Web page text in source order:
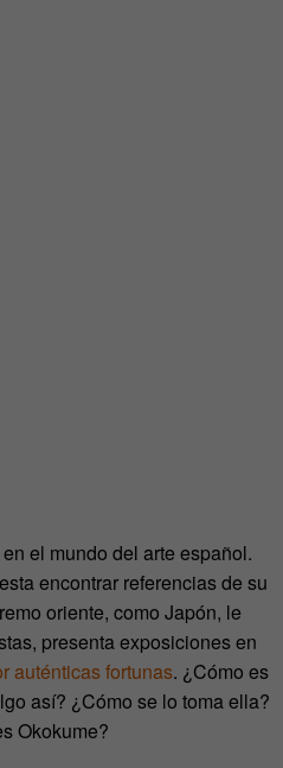
el mundo del arte español.
encontrar referencias de su
oriente, como Japón, le
presenta exposiciones en
auténticas fortunas. ¿Cómo es
así? ¿Cómo se lo toma ella?
Okokume?